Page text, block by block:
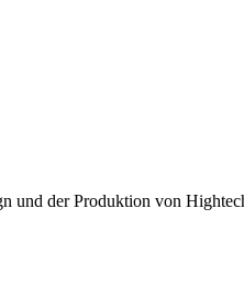
und der Produktion von